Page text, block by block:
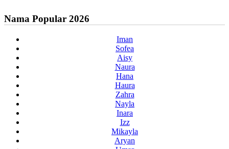
Nama Popular 2026
Iman
Sofea
Aisy
Naura
Hana
Haura
Zahra
Nayla
Inara
Izz
Mikayla
Aryan